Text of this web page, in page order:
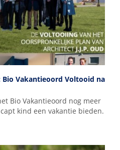
Bio Vakantieoord Voltooid na
Bio Vakantieoord nog meer
kind een vakantie bieden.